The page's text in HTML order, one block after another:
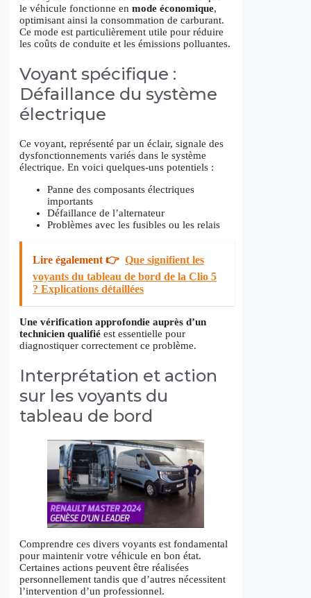
le véhicule fonctionne en mode économique,
optimisant ainsi la consommation de carburant.
Ce mode est particulièrement utile pour réduire
les coûts de conduite et les émissions polluantes.
Voyant spécifique :
Défaillance du système
électrique
Ce voyant, représenté par un éclair, signale des
dysfonctionnements variés dans le système
électrique. En voici quelques-uns potentiels :
Panne des composants électriques
importants
Défaillance de l’alternateur
Problèmes avec les fusibles ou les relais
Lire également 👉 Que signifient les
voyants du tableau de bord de la Clio 5
? Explications détaillées
Une vérification approfondie auprès d’un
technicien qualifié est essentielle pour
diagnostiquer correctement ce problème.
Interprétation et action
sur les voyants du
tableau de bord
Comprendre ces divers voyants est fondamental
pour maintenir votre véhicule en bon état.
Certaines actions peuvent être réalisées
personnellement tandis que d’autres nécessitent
l’intervention d’un professionnel.